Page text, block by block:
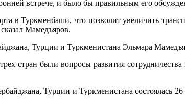
встрече, и было бы правильным его
в Туркменбаши, что позволит увеличить
Мамедъяров.
Турции и Туркменистана Эльмара
стран были вопросы развития
Турции и Туркменистана состоялась